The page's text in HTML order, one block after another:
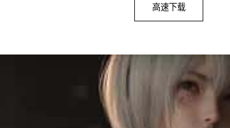
高速下载